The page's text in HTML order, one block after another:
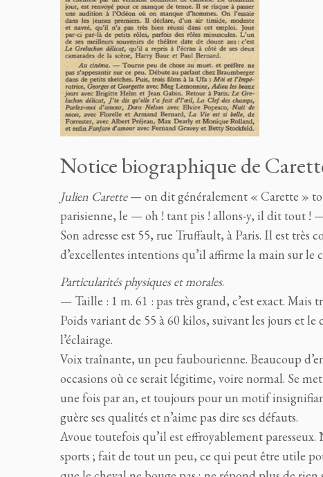
Notice biographique de
Julien Carette— on dit généralement « Carette »
parisienne, le — oh ! tant pis ! allons-y, il dit tout !
Son adresse est 55, rue Truffault, à Paris. Il est
d’excellentes intentions qu’il affirme la main sur le
Particularités physiques et morales.
— Taille : 1 m. 61 : pas très grand, c’est exact. Mais
Poids variant de 55 à 60 kilos, suivant les jours et
l’éclairage.
Voix traînante, un peu faubourienne. Beaucoup
occasions où ce serait légitime, voire normal. Se
une fois par an, et toujours pour un motif
guère ses qualités et n’aime pas dire ses défauts.
Avoue toutefois qu’il est effroyablement paresseux.
sports ; fait de tout un peu, ce qui peut être utile